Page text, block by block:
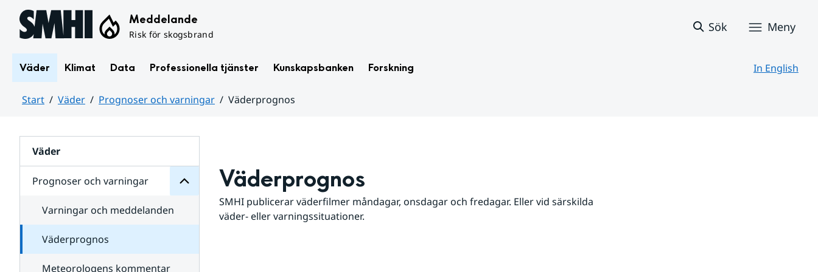
Hoppa till sidans innehåll Meddelande
Risk för skogsbrand
Sök Meny
Väder Klimat Data Professionella tjänster Kunskapsbanken Forskning In English
Start Väder Prognoser och varningar
Väderprognos
Väder
Prognoser och varningar
för
varningar
Varningar och meddelanden
Väderprognos
Meteorologens kommentar
Väderprognos
SMHI publicerar väderfilmer måndagar, onsdagar och fredagar. Eller vid särskilda
väder- eller varningssituationer.